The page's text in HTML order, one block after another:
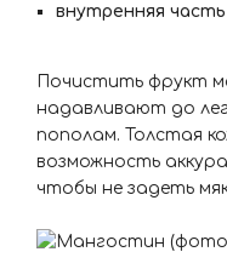
внутренняя
Почистить фрукт
надавливают до
пополам. Толстая
возможность
чтобы не задеть